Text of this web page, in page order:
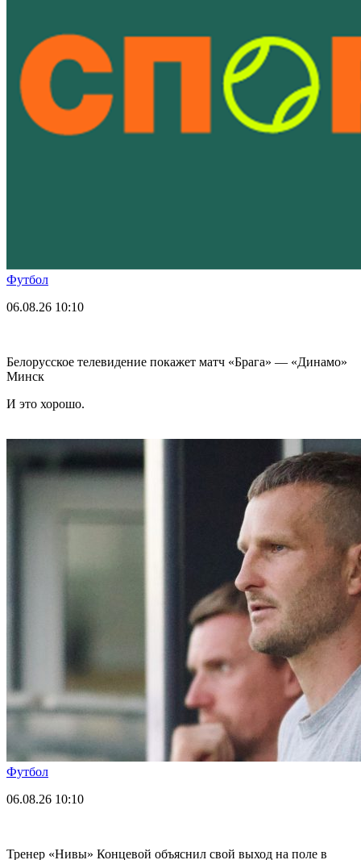
Футбол
06.08.26 10:10
Белорусское телевидение покажет матч «Брага» — «Динамо»
Минск
И это хорошо.
Футбол
06.08.26 10:10
Тренер «Нивы» Концевой объяснил свой выход на поле в